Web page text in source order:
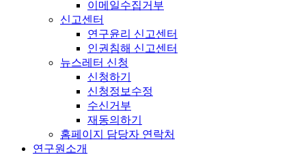
이메일수집거부
신고센터
연구윤리 신고센터
인권침해 신고센터
뉴스레터 신청
신청하기
신청정보수정
수신거부
재동의하기
홈페이지 담당자 연락처
연구원소개